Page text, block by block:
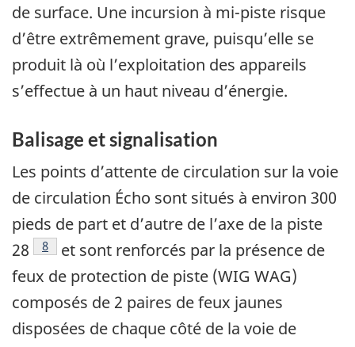
de surface. Une incursion à mi-piste risque
d’être extrêmement grave, puisqu’elle se
produit là où l’exploitation des appareils
s’effectue à un haut niveau d’énergie.
Balisage et signalisation
Les points d’attente de circulation sur la voie
de circulation Écho sont situés à environ 300
pieds de part et d’autre de l’axe de la piste
28
Note de bas de page
8
et sont renforcés par la présence de
feux de protection de piste (WIG WAG)
composés de 2 paires de feux jaunes
disposées de chaque côté de la voie de